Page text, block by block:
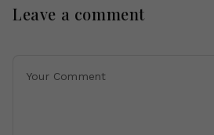
Leave a comment